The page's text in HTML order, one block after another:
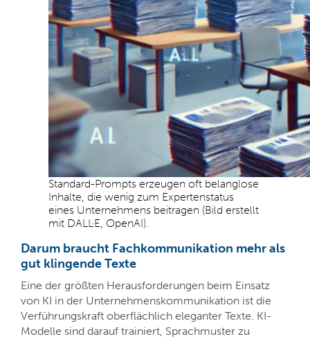
Standard-Prompts erzeugen oft belanglose
Inhalte, die wenig zum Expertenstatus
eines Unternehmens beitragen (Bild erstellt
mit DALL·E, OpenAI).
Darum braucht Fachkommunikation mehr als
gut klingende Texte
Eine der größten Herausforderungen beim Einsatz
von KI in der Unternehmenskommunikation ist die
Verführungskraft oberflächlich eleganter Texte. KI-
Modelle sind darauf trainiert, Sprachmuster zu